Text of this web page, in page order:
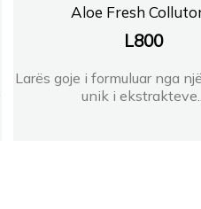
Aloe Fresh
L800
Larës goje i formuluar nga
unik i ekstrakteve...